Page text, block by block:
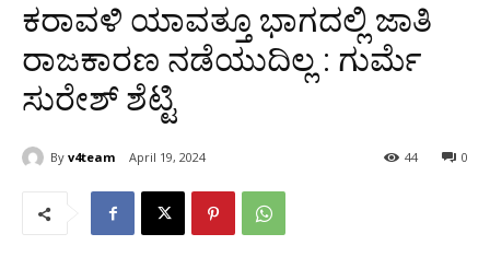
ಕರಾವಳಿ ಯಾವತ್ತೂ ಭಾಗದಲ್ಲಿ ಜಾತಿ
ರಾಜಕಾರಣ ನಡೆಯುದಿಲ್ಲ : ಗುರ್ಮೆ
ಸುರೇಶ್ ಶೆಟ್ಟಿ
By v4team April 19, 2024 0
44